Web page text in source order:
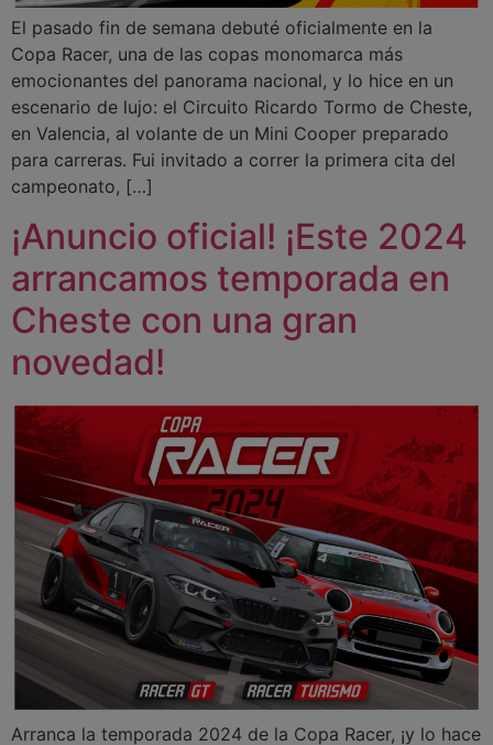
El pasado fin de semana debuté oficialmente en la
Copa Racer, una de las copas monomarca más
emocionantes del panorama nacional, y lo hice en un
escenario de lujo: el Circuito Ricardo Tormo de Cheste,
en Valencia, al volante de un Mini Cooper preparado
para carreras. Fui invitado a correr la primera cita del
campeonato, […]
¡Anuncio oficial! ¡Este 2024
arrancamos temporada en
Cheste con una gran
novedad!
Arranca la temporada 2024 de la Copa Racer, ¡y lo hace